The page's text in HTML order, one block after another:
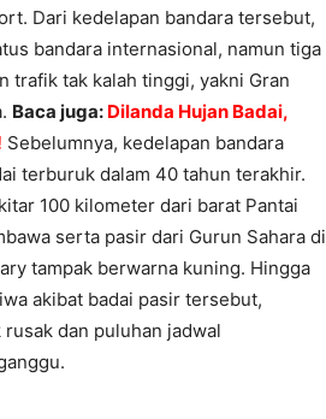
Dari kedelapan bandara tersebut,
bandara internasional, namun tiga
trafik tak kalah tinggi, yakni Gran
Baca juga: Dilanda Hujan Badai,
Sebelumnya, kedelapan bandara
terburuk dalam 40 tahun terakhir.
100 kilometer dari barat Pantai
serta pasir dari Gurun Sahara di
tampak berwarna kuning. Hingga
akibat badai pasir tersebut,
dan puluhan jadwal